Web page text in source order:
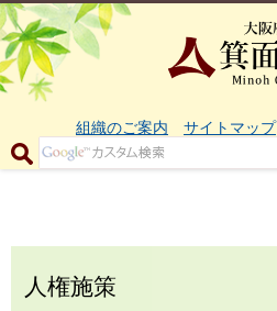
組織のご案内 サイトマップ
人権施策